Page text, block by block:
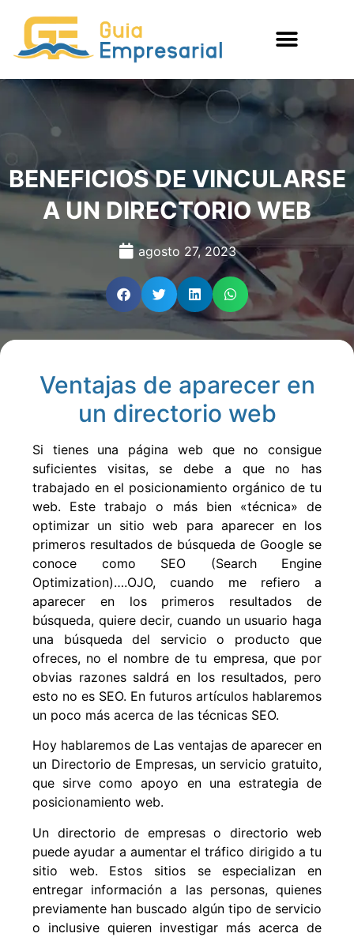
BENEFICIOS DE VINCULARSE
A UN DIRECTORIO WEB
agosto 27, 2023
Ventajas de aparecer en
un directorio web
Si tienes una página web que no consigue
suficientes visitas, se debe a que no has
trabajado en el posicionamiento orgánico de tu
web. Este trabajo o más bien «técnica» de
optimizar un sitio web para aparecer en los
primeros resultados de búsqueda de Google se
conoce como SEO (Search Engine
Optimization)….OJO, cuando me refiero a
aparecer en los primeros resultados de
búsqueda, quiere decir, cuando un usuario haga
una búsqueda del servicio o producto que
ofreces, no el nombre de tu empresa, que por
obvias razones saldrá en los resultados, pero
esto no es SEO. En futuros artículos hablaremos
un poco más acerca de las técnicas SEO.
Hoy hablaremos de Las ventajas de aparecer en
un Directorio de Empresas, un servicio gratuito,
que sirve como apoyo en una estrategia de
posicionamiento web.
Un directorio de empresas o directorio web
puede ayudar a aumentar el tráfico dirigido a tu
sitio web. Estos sitios se especializan en
entregar información a las personas, quienes
previamente han buscado algún tipo de servicio
o inclusive quieren investigar más acerca de